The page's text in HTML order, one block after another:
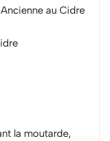
au Cidre
la moutarde,